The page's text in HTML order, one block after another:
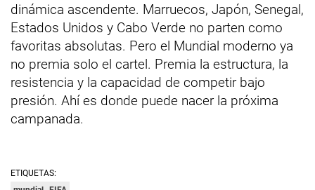
dinámica ascendente. Marruecos, Japón, Senegal,
Estados Unidos y Cabo Verde no parten como
favoritas absolutas. Pero el Mundial moderno ya
no premia solo el cartel. Premia la estructura, la
resistencia y la capacidad de competir bajo
presión. Ahí es donde puede nacer la próxima
campanada.
ETIQUETAS: